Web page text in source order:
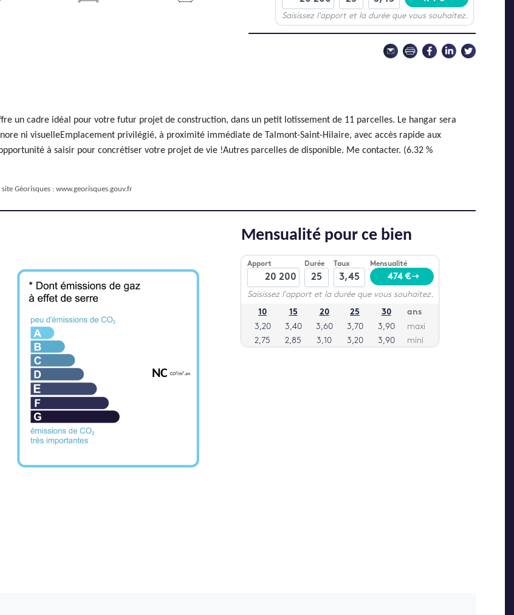
un cadre idéal pour votre futur projet de construction, dans un petit lotissement de 11 parcelles. Le hangar sera
ni visuelleEmplacement privilégié, à proximité immédiate de Talmont-Saint-Hilaire, avec accès rapide aux
à saisir pour concrétiser votre projet de vie !Autres parcelles de disponible. Me contacter. (6.32 %
Géorisques : www.georisques.gouv.fr
NC CO²/m².an
Mensualité pour ce bien